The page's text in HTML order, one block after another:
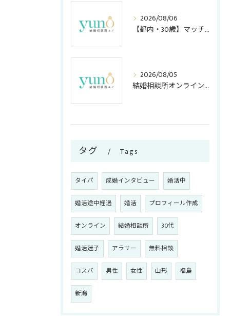
2026/08/06
【都内・30歳】マッチングアプリの「リアルな現実」とは？オンライン結婚相談所で勝つ攻略ガイド
2026/08/05
結婚相談所オンラインでアカウントを活用し東京都西多摩郡日の出町の安心婚活を叶える徹底ガイド
タグ Tags
タイパ 成婚インタビュー 婚活中
婚活途中経過 婚活 プロフィール作成
オンライン 結婚相談所 30代
婚活迷子 アラサー 無料相談
コスパ 男性 女性 山形 福島
新潟